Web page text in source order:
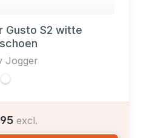
Gusto S2 witte
Jogger
excl.